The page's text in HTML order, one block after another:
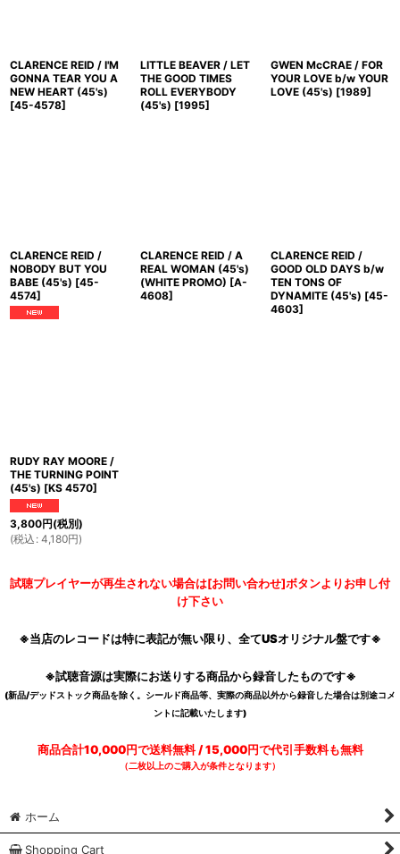
CLARENCE REID / I'M
GONNA TEAR YOU A
NEW HEART (45's)
[45-4578]
LITTLE BEAVER / LET
THE GOOD TIMES
ROLL EVERYBODY
(45's) [1995]
GWEN McCRAE / FOR
YOUR LOVE b/w YOUR
LOVE (45's) [1989]
CLARENCE REID /
NOBODY BUT YOU
BABE (45's) [45-
4574]
CLARENCE REID / A
REAL WOMAN (45's)
(WHITE PROMO) [A-
4608]
CLARENCE REID /
GOOD OLD DAYS b/w
TEN TONS OF
DYNAMITE (45's) [45-
4603]
RUDY RAY MOORE /
THE TURNING POINT
(45's) [KS 4570]
3,800円(税別)
(税込 : 4,180円)
試聴プレイヤーが再生されない場合は[お問い合わせ]ボタンよりお申し付
け下さい
※当店のレコードは特に表記が無い限り、全てUSオリジナル盤です※
※試聴音源は実際にお送りする商品から録音したものです※
(新品/デッドストック商品を除く。シールド商品等、実際の商品以外から録音した場合は別途コメ
ントに記載いたします)
商品合計10,000円で送料無料 / 15,000円で代引手数料も無料
（二枚以上のご購入が条件となります）
ホーム
Shopping Cart